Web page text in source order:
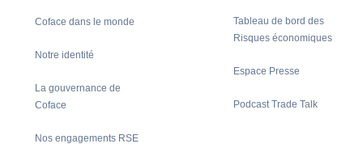
Coface dans le monde
Notre identité
La gouvernance de
Coface
Nos engagements RSE
Tableau de bord des
Risques économiques
Espace Presse
Podcast Trade Talk